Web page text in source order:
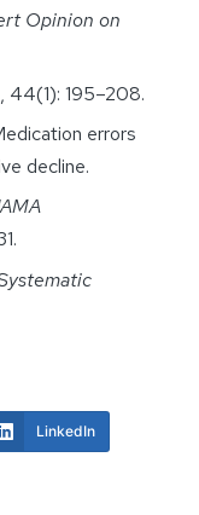
Opinion on
, 44(1): 195–208.
errors
decline.
LinkedIn